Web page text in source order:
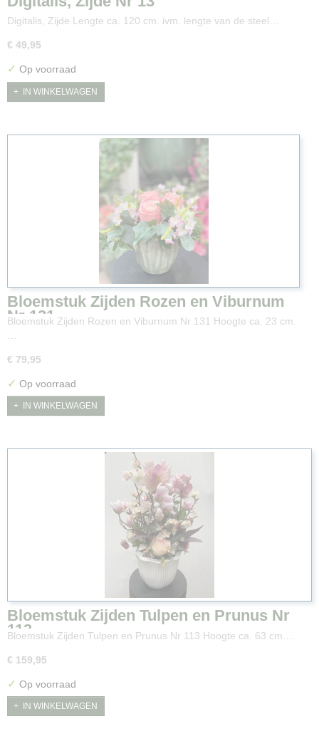
Digitalis, Zijde Lengte ca. 120 cm. ivm. lengte van de steel…
€ 49,95
✓ Op voorraad
IN WINKELWAGEN
Bloemstuk Zijden Rozen en Viburnum
Nr 131
Bloemstuk Zijden Rozen en Viburnum Nr 131 Hoogte ca. 23 cm.
€ 79,95
✓ Op voorraad
IN WINKELWAGEN
Bloemstuk Zijden Tulpen en Prunus Nr
113
Bloemstuk Zijden Tulpen en Prunus Nr 113 Hoogte ca. 63 cm.…
€ 159,95
✓ Op voorraad
IN WINKELWAGEN